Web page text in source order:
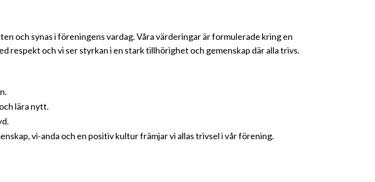
och synas i föreningens vardag. Våra värderingar är formulerade kring en
respekt och vi ser styrkan i en stark tillhörighet och gemenskap där alla trivs.
lära nytt.
vi-anda och en positiv kultur främjar vi allas trivsel i vår förening.